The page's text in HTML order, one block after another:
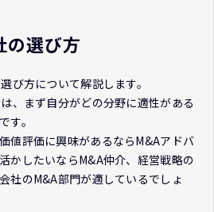
の選び方
び方について解説します。
、まず自分がどの分野に適性がある
す。
値評価に興味があるならM&Aアドバ
かしたいならM&A仲介、経営戦略の
社のM&A部門が適しているでしょ